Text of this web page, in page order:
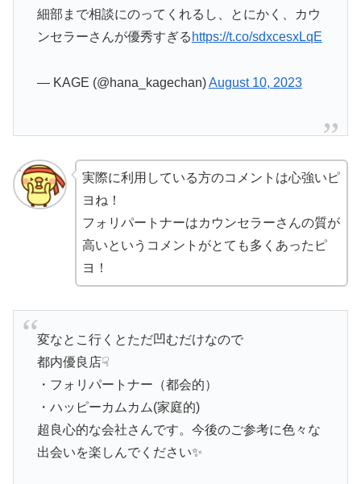
細部まで相談にのってくれるし、とにかく、カウ
ンセラーさんが優秀すぎる https://t.co/sdxcesxLqE
— KAGE (@hana_kagechan)August 10, 2023
実際に利用している方のコメントは心強いピ
ヨね！
フォリパートナーはカウンセラーさんの質が
高いというコメントがとても多くあったピ
ヨ！
変なとこ行くとただ凹むだけなので
都内優良店☟
・フォリパートナー（都会的）
・ハッピーカムカム(家庭的)
超良心的な会社さんです。今後のご参考に色々な
出会いを楽しんでください✨